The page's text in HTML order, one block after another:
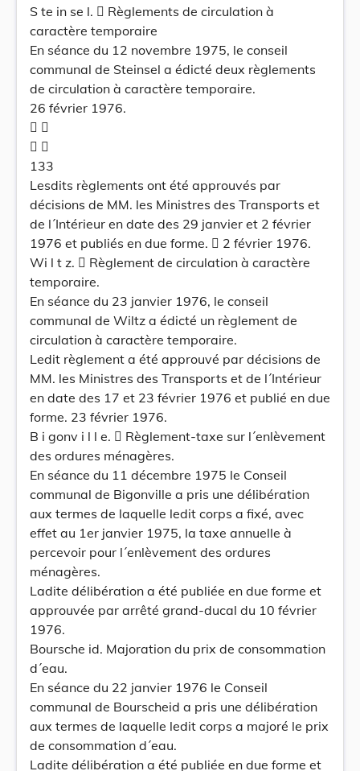
S te in se l.  Règlements de circulation à
caractère temporaire
En séance du 12 novembre 1975, le conseil
communal de Steinsel a édicté deux règlements
de circulation à caractère temporaire.
26 février 1976.
 
 
133
Lesdits règlements ont été approuvés par
décisions de MM. les Ministres des Transports et
de l´Intérieur en date des 29 janvier et 2 février
1976 et publiés en due forme.  2 février 1976.
Wi l t z.  Règlement de circulation à caractère
temporaire.
En séance du 23 janvier 1976, le conseil
communal de Wiltz a édicté un règlement de
circulation à caractère temporaire.
Ledit règlement a été approuvé par décisions de
MM. les Ministres des Transports et de l´Intérieur
en date des 17 et 23 février 1976 et publié en due
forme. 23 février 1976.
B i gonv i l l e.  Règlement-taxe sur l´enlèvement
des ordures ménagères.
En séance du 11 décembre 1975 le Conseil
communal de Bigonville a pris une délibération
aux termes de laquelle ledit corps a fixé, avec
effet au 1er janvier 1975, la taxe annuelle à
percevoir pour l´enlèvement des ordures
ménagères.
Ladite délibération a été publiée en due forme et
approuvée par arrêté grand-ducal du 10 février
1976.
Boursche id. Majoration du prix de consommation
d´eau.
En séance du 22 janvier 1976 le Conseil
communal de Bourscheid a pris une délibération
aux termes de laquelle ledit corps a majoré le prix
de consommation d´eau.
Ladite délibération a été publiée en due forme et